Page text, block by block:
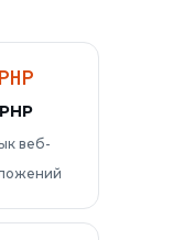
PHP
PHP
веб-